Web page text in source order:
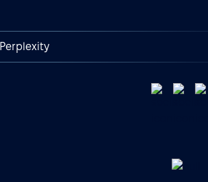
Perplexity